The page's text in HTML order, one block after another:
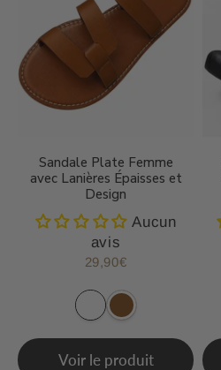
Sandale Plate Femme
avec Lanières Épaisses et
Design
Aucun
avis
Prix
29,90€
Voir le produit